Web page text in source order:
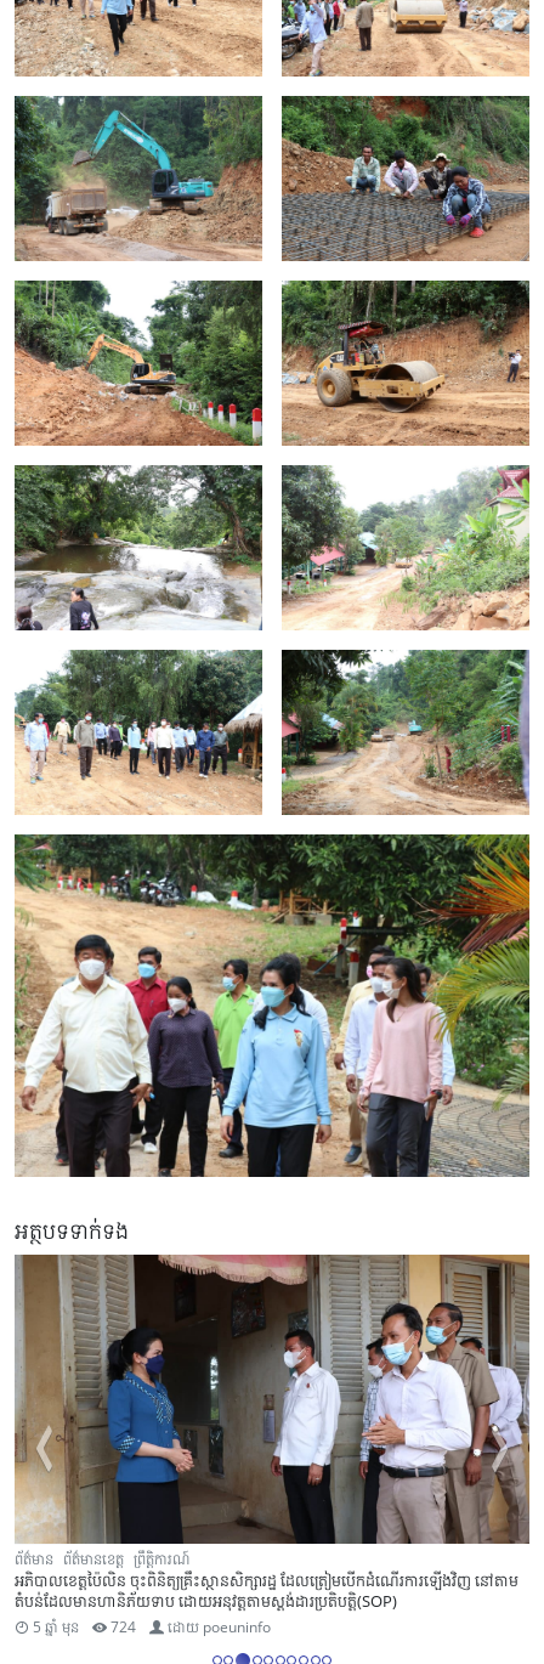
អត្ថបទទាក់ទង
ម
ព័ត៌មាន ព័ត៌មានខេត្ត ព្រឹត្តិការណ៍
ក្រសួងសុខាភិបាល ប្រកាសបិទយុទ្ធនាការចាក់វ៉ាក់សាំងកូវីដ-១៩ ជូនប្រជាពលរដ្ឋអាយុ ១៨
ឡើង ជុំទី១ នៅខេត្តប៉ៃលិន
5 ឆ្នាំ មុន 724 ដោយpoeuninfo